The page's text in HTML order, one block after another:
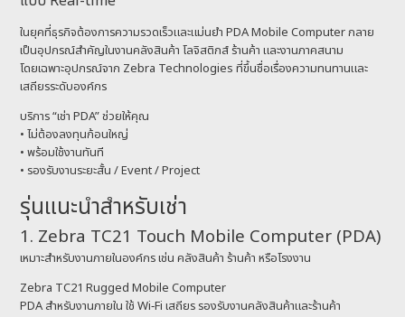
ในยุคที่ธุรกิจต้องการความรวดเร็วและแม่นยำ PDA Mobile Computer กลาย
เป็นอุปกรณ์สำคัญในงานคลังสินค้า โลจิสติกส์ ร้านค้า และงานภาคสนาม
โดยเฉพาะอุปกรณ์จาก Zebra Technologies ที่ขึ้นชื่อเรื่องความทนทานและ
เสถียรระดับองค์กร
บริการ “เช่า PDA” ช่วยให้คุณ
• ไม่ต้องลงทุนก้อนใหญ่
• พร้อมใช้งานทันที
• รองรับงานระยะสั้น / Event / Project
รุ่นแนะนำสำหรับเช่า
1. Zebra TC21 Touch Mobile Computer (PDA)
เหมาะสำหรับงานภายในองค์กร เช่น คลังสินค้า ร้านค้า หรือโรงงาน
Zebra TC21 Rugged Mobile Computer
PDA สำหรับงานภายใน ใช้ Wi‑Fi เสถียร รองรับงานคลังสินค้าและร้านค้า